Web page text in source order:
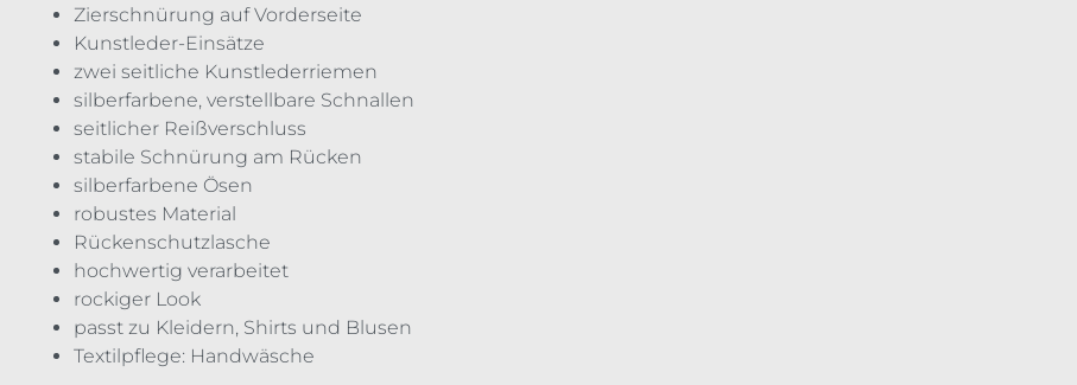
Zierschnürung auf Vorderseite
Kunstleder-Einsätze
zwei seitliche Kunstlederriemen
silberfarbene, verstellbare Schnallen
seitlicher Reißverschluss
stabile Schnürung am Rücken
silberfarbene Ösen
robustes Material
Rückenschutzlasche
hochwertig verarbeitet
rockiger Look
passt zu Kleidern, Shirts und Blusen
Textilpflege: Handwäsche